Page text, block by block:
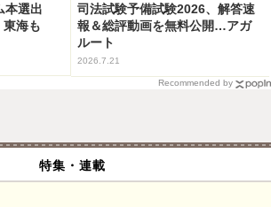
本選出
海も
司法試験予備試験2026、解答速
報＆総評動画を無料公開…アガ
ルート
2026.7.21
Recommended by
特集・連載